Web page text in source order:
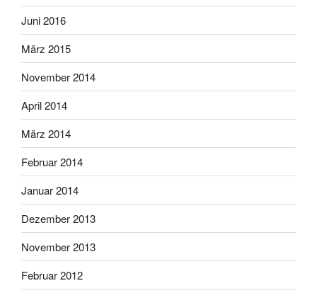
Juni 2016
März 2015
November 2014
April 2014
März 2014
Februar 2014
Januar 2014
Dezember 2013
November 2013
Februar 2012